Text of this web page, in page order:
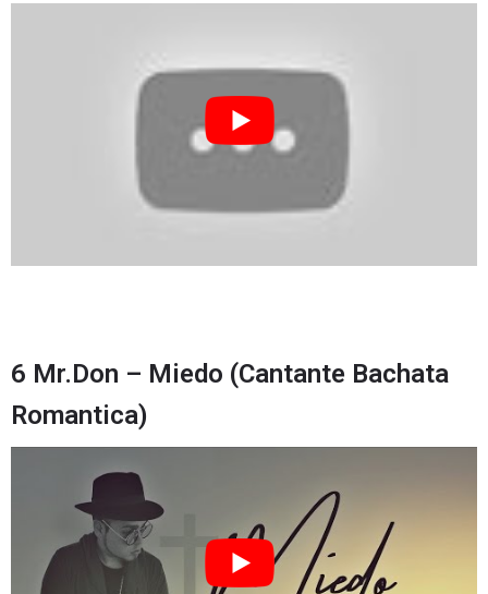
6 Mr.Don – Miedo (Cantante Bachata
Romantica)